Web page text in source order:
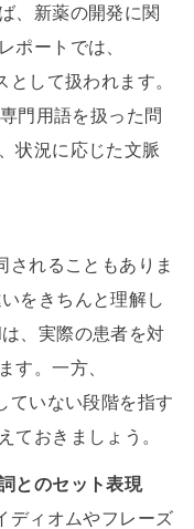
、新薬の開発に関
ポートでは、
して扱われます。
門用語を扱った問
状況に応じた文脈
されることもありま
をきちんと理解し
、実際の患者を対
す。一方、
ていない段階を指す
ておきましょう。
とのセット表現
ディオムやフレーズ